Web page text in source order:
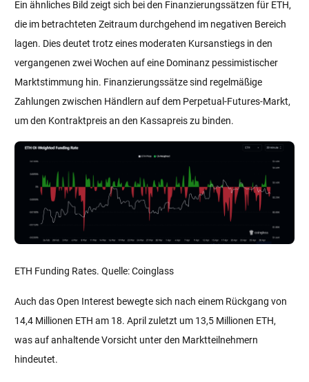
Ein ähnliches Bild zeigt sich bei den Finanzierungssätzen für ETH,
die im betrachteten Zeitraum durchgehend im negativen Bereich
lagen. Dies deutet trotz eines moderaten Kursanstiegs in den
vergangenen zwei Wochen auf eine Dominanz pessimistischer
Marktstimmung hin. Finanzierungssätze sind regelmäßige
Zahlungen zwischen Händlern auf dem Perpetual-Futures-Markt,
um den Kontraktpreis an den Kassapreis zu binden.
ETH Funding Rates. Quelle: Coinglass
Auch das Open Interest bewegte sich nach einem Rückgang von
14,4 Millionen ETH am 18. April zuletzt um 13,5 Millionen ETH,
was auf anhaltende Vorsicht unter den Marktteilnehmern
hindeutet.